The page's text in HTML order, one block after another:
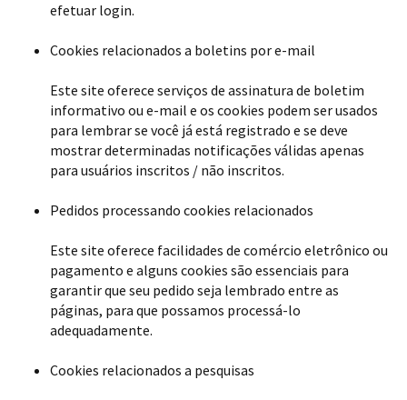
efetuar login.
Cookies relacionados a boletins por e-mail
Este site oferece serviços de assinatura de boletim
informativo ou e-mail e os cookies podem ser usados ​​
para lembrar se você já está registrado e se deve
mostrar determinadas notificações válidas apenas
para usuários inscritos / não inscritos.
Pedidos processando cookies relacionados
Este site oferece facilidades de comércio eletrônico ou
pagamento e alguns cookies são essenciais para
garantir que seu pedido seja lembrado entre as
páginas, para que possamos processá-lo
adequadamente.
Cookies relacionados a pesquisas